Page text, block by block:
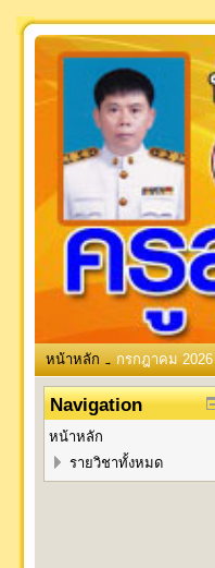
หน้าหลัก → กรกฎาคม 2026
Navigation
หน้าหลัก
รายวิชาทั้งหมด